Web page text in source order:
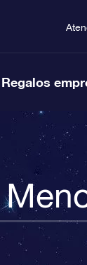
Regalos